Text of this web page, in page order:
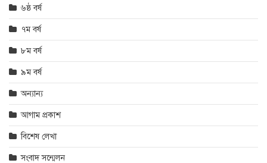
৬ষ্ঠ বর্ষ
৭ম বর্ষ
৮ম বর্ষ
৯ম বর্ষ
অন্যান্য
আগাম প্রকাশ
বিশেষ লেখা
সংবাদ সন্মেলন